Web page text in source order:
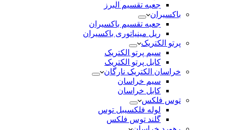
جعبه تقسیم البرز
باکسیران
جعبه تقسیم باکسیران
ریل مینیاتوری باکسیران
پرتو الکتریک
سیم پرتو الکتریک
کابل پرتو الکتریک
خراسان الکتریک نارگان
سیم خراسان
کابل خراسان
توس فلکس
لوله فلکسیبل توس
گلند توس فلکس